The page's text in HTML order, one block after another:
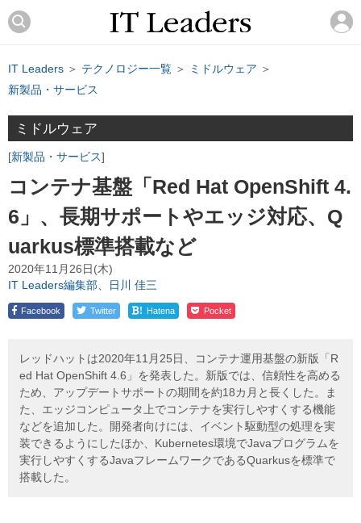
IT Leaders ＞ テクノロジー一覧 ＞ ミドルウェア ＞
新製品・サービス
ミドルウェア
新製品・サービス
コンテナ基盤「Red Hat OpenShift 4.
6」、長期サポートやエッジ対応、Q
uarkus標準搭載など
2020年11月26日(木)
IT Leaders編集部、日川 佳三
Facebook Twitter ! Hatena Pocket
レッドハットは2020年11月25日、コンテナ運用基盤の新版「R
ed Hat OpenShift 4.6」を発表した。新版では、信頼性を高める
ため、アップデートサポートの期間を約18カ月と長くした。ま
た、エッジコンピュータ上でコンテナを実行しやすくする機能
などを追加した。開発者向けには、イベント駆動型の処理を実
装できるようにしたほか、Kubernetes環境でJavaプログラムを
実行しやすくするJavaフレームワークであるQuarkusを標準で
搭載した。